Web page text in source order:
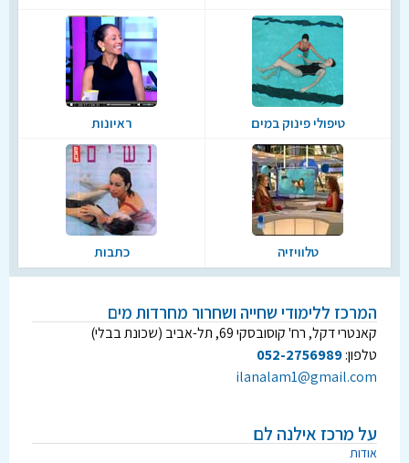
טיפולי פינוק במים ראיונות
טלוויזיה כתבות
המרכז ללימודי שחייה ושחרור מחרדות מים
קאנטרי דקל, רח' קוסובסקי 69, תל-אביב (שכונת בבלי)
טלפון:052-2756989
ilanalam1@gmail.com
על מרכז אילנה לם
אודות